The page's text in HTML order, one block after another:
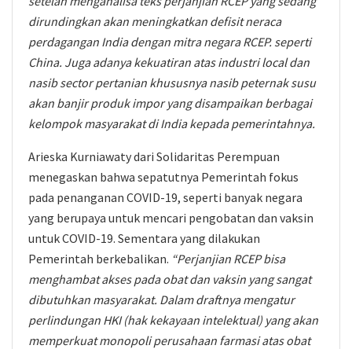
dirundingkan akan meningkatkan defisit neraca
perdagangan India dengan mitra negara RCEP. seperti
China. Juga adanya kekuatiran atas industri local dan
nasib sector pertanian khususnya nasib peternak susu
akan banjir produk impor yang disampaikan berbagai
kelompok masyarakat di India kepada pemerintahnya.
Arieska Kurniawaty dari Solidaritas Perempuan
menegaskan bahwa sepatutnya Pemerintah fokus
pada penanganan COVID-19, seperti banyak negara
yang berupaya untuk mencari pengobatan dan vaksin
untuk COVID-19. Sementara yang dilakukan
Pemerintah berkebalikan. “Perjanjian RCEP bisa
menghambat akses pada obat dan vaksin yang sangat
dibutuhkan masyarakat. Dalam draftnya mengatur
perlindungan HKI (hak kekayaan intelektual) yang akan
memperkuat monopoli perusahaan farmasi atas obat